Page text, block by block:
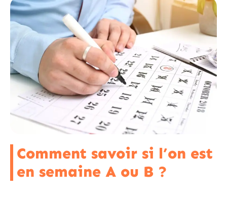
Comment savoir si l’on est
en semaine A ou B ?